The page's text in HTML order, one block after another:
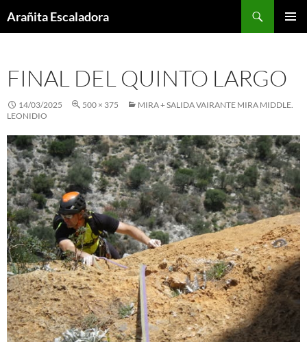
toArañita Escaladora
FINAL DEL QUINTO LARGO
14/03/2025 500 × 375
MIRA + SALIDA VAIRANTE MIRA MIDDLE.
LEONIDIO